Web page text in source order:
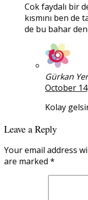
Cok faydalı bir
kısmını ben
de bu bahar
Gürkan
October
Kolay
Leave a Reply
Your email address
are marked *